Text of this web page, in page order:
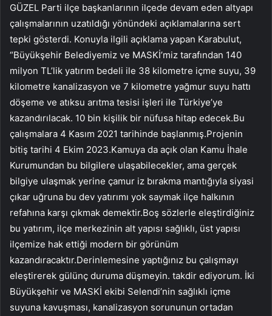
GÜZEL Parti ilçe başkanlarının ilçede devam eden altyapı
çalışmalarının uzatıldığı yönündeki açıklamalarına sert
tepki gösterdi. Konuyla ilgili açıklama yapan Karabulut,
“Büyükşehir Belediyemiz ve MASKİ’miz tarafından 140
milyon TL’lik yatırım bedeli ile 38 kilometre içme suyu, 39
kilometre kanalizasyon ve 7 kilometre yağmur suyu hattı
döşeme ve atıksu arıtma tesisi işleri ile Türkiye’ye
kazandırılacak. 10 bin kişilik bir nüfusa hitap edecek.Bu
çalışmalara 4 Kasım 2021 tarihinde başlanmış.Projenin
bitiş tarihi 4 Ekim 2023.Kamuya da açık olan Kamu İhale
Kurumundan bu bilgilere ulaşabilecekler, ama gerçek
bilgiye ulaşmak yerine çamur iz bırakma mantığıyla siyasi
çıkar uğruna bu dev yatırımı yok saymak ilçe halkının
refahına karşı çıkmak demektir.Boş sözlerle eleştirdiğiniz
bu yatırım, ilçe merkezinin alt yapısı sağlıklı, üst yapısı
ilçemize hak ettiği modern bir görünüm
kazandıracaktır.Derinlemesine yaptığınız bu çalışmayı
eleştirerek gülünç duruma düşmeyin. takdir ediyorum. İki
Büyükşehir ve MASKİ ekibi Selendi’nin sağlıklı içme
suyuna kavuşması, kanalizasyon sorununun ortadan